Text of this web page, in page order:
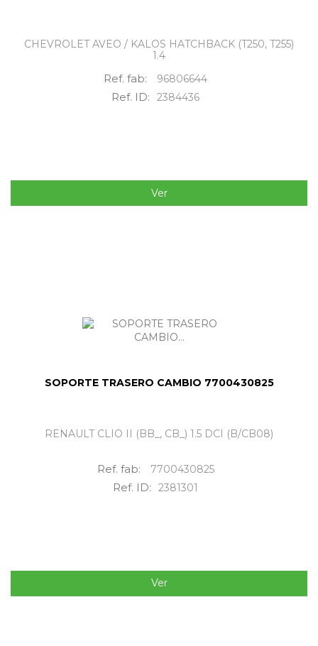
CHEVROLET AVEO / KALOS HATCHBACK (T250, T255)
1.4
Ref. fab: 96806644
Ref. ID: 2384436
Ver
SOPORTE TRASERO CAMBIO 7700430825
RENAULT CLIO II (BB_, CB_) 1.5 DCI (B/CB08)
Ref. fab: 7700430825
Ref. ID: 2381301
Ver